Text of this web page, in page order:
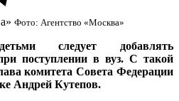
Фото: Агентство «Москва»
следует добавлять
поступлении в вуз. С такой
комитета Совета Федерации
Андрей Кутепов.